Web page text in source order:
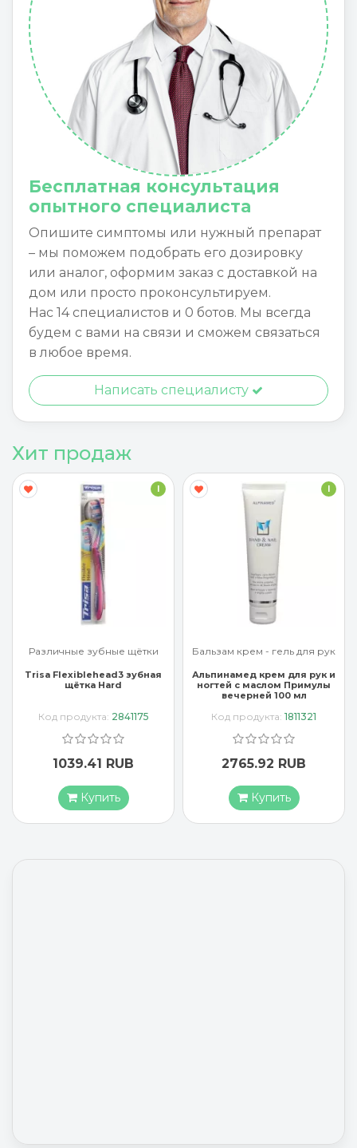
Бесплатная консультация
опытного специалиста
Опишите симптомы или нужный препарат
– мы поможем подобрать его дозировку
или аналог, оформим заказ с доставкой на
дом или просто проконсультируем.
Нас 14 специалистов и 0 ботов. Мы всегда
будем с вами на связи и сможем связаться
в любое время.
Написать специалисту
Хит продаж
Различные зубные щётки
Trisa Flexiblehead3 зубная
щётка Hard
Код продукта: 2841175
1039.41 RUB
Купить
Бальзам крем - гель для рук
Альпинамед крем для рук и
ногтей с маслом Примулы
вечерней 100 мл
Код продукта: 1811321
2765.92 RUB
Купить